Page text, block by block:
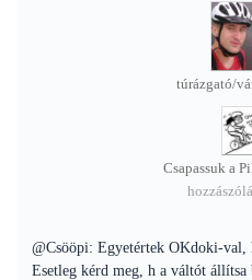
túrázgató/
Csapassuk a
@Csööpi: Egyetértek OKdoki-val,
Esetleg kérd meg, h a váltót állítsa